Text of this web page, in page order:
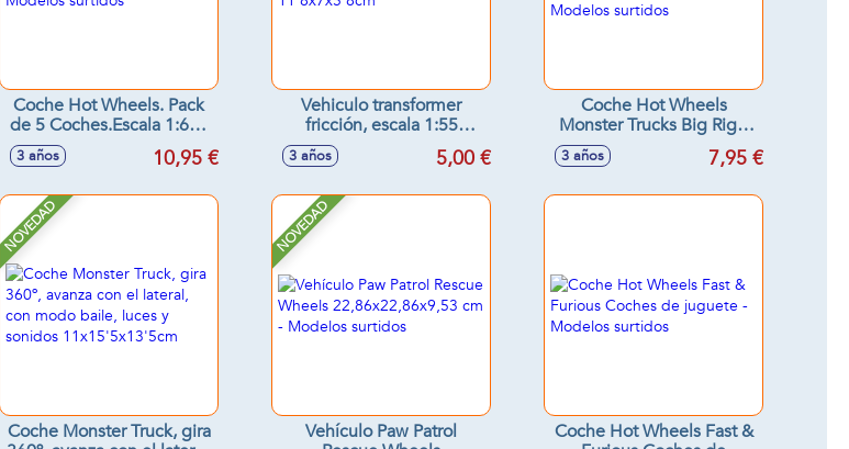
Coche Hot Wheels. Pack
de 5 Coches.Escala 1:64 -
Modelos surtidos
3 años 10,95 €
Vehiculo transformer
fricción, escala 1:55
11'8x7x5'8cm
3 años 5,00 €
Coche Hot Wheels
Monster Trucks Big Rigs.
Escala 1:64 con 6 ruedas. -
Modelos surtidos
3 años 7,95 €
NOVEDAD
Coche Monster Truck, gira
NOVEDAD
Vehículo Paw Patrol
Coche Hot Wheels Fast &